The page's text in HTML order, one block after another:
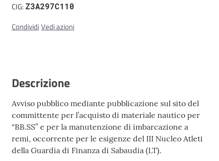
CIG:Z3A297C110
CondividiVedi azioni
Descrizione
Avviso pubblico mediante pubblicazione sul sito del
committente per l’acquisto di materiale nautico per
“BB.SS” e per la manutenzione di imbarcazione a
remi, occorrente per le esigenze del III Nucleo Atleti
della Guardia di Finanza di Sabaudia (LT).